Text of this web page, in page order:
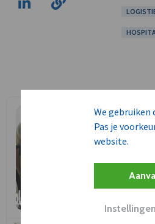
We gebruiken
Pas je
website.